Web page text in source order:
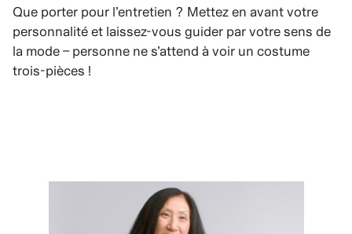
Que porter pour l’entretien ? Mettez en avant votre
personnalité et laissez-vous guider par votre sens de
la mode – personne ne s’attend à voir un costume
trois-pièces !